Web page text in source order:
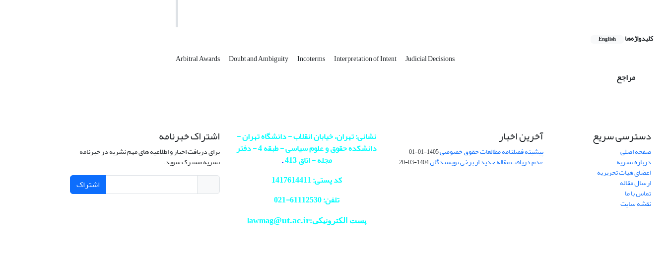
کلیدواژه‌ها English
Arbitral Awards Doubt and Ambiguity Incoterms Interpretation of Intent Judicial Decisions
مراجع
دسترسی سریع
صفحه اصلی
درباره نشریه
اعضای هیات تحریریه
ارسال مقاله
تماس با ما
نقشه سایت
آخرین اخبار
پیشینه فصلنامه مطالعات حقوق خصوصی1405-01-01
عدم دریافت مقاله جدید از برخی نویسندگان1404-03-20
نشانی: تهران، خیابان انقلاب - دانشگاه تهران -
دانشکده حقوق و علوم سیاسی - طبقه 4 - دفتر
مجله - اتاق 413
.
کد پستی: 1417614411
تلفن: 61112530-
021
پست الکترونیکی:lawmag@ut.ac.ir
اشتراک خبرنامه
برای دریافت اخبار و اطلاعیه های مهم نشریه در خبرنامه
نشریه مشترک شوید.
اشتراک